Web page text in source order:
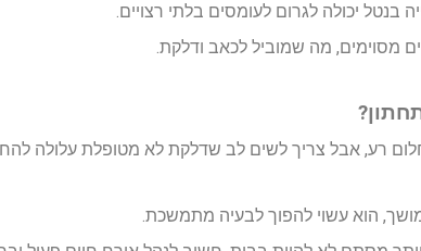
בנטל יכולה לגרום לעומסים בלתי רצויים.
מסוימים, מה שמוביל לכאב ודלקת.
חלום רע, אבל צריך לשים לב שדלקת לא מטופלת עלולה
הוא עשוי להפוך לבעיה מתמשכת.